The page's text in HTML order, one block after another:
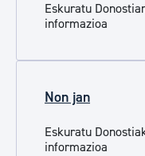
Eskuratu
informazioa
Non jan
Eskuratu
informazioa